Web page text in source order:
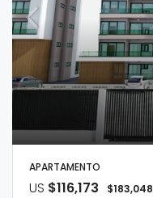
APARTAMENTO
US $116,173 $183,048